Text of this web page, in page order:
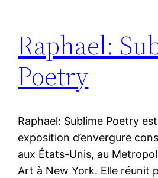
Raphael:
Poetry
Raphael: Sublime Poetry
exposition d’envergure
aux États-Unis, au
Art à New York. Elle réunit